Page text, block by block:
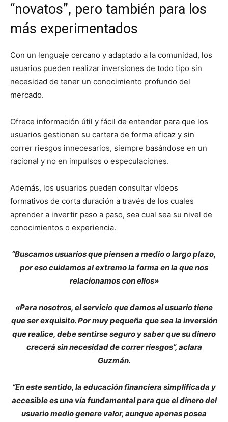
“novatos”, pero también para los
más experimentados
Con un lenguaje cercano y adaptado a la comunidad, los
usuarios pueden realizar inversiones de todo tipo sin
necesidad de tener un conocimiento profundo del
mercado.
Ofrece información útil y fácil de entender para que los
usuarios gestionen su cartera de forma eficaz y sin
correr riesgos innecesarios, siempre basándose en un
racional y no en impulsos o especulaciones.
Además, los usuarios pueden consultar vídeos
formativos de corta duración a través de los cuales
aprender a invertir paso a paso, sea cual sea su nivel de
conocimientos o experiencia.
“Buscamos usuarios que piensen a medio o largo plazo,
por eso cuidamos al extremo la forma en la que nos
relacionamos con ellos»
«Para nosotros, el servicio que damos al usuario tiene
que ser exquisito. Por muy pequeña que sea la inversión
que realice, debe sentirse seguro y saber que su dinero
crecerá sin necesidad de correr riesgos”, aclara
Guzmán.
“En este sentido, la educación financiera simplificada y
accesible es una vía fundamental para que el dinero del
usuario medio genere valor, aunque apenas posea